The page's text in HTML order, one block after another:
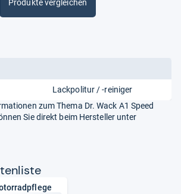
Produkte vergleichen
Lackpolitur / -reiniger
zum Thema Dr. Wack A1 Speed
Sie direkt beim Hersteller unter